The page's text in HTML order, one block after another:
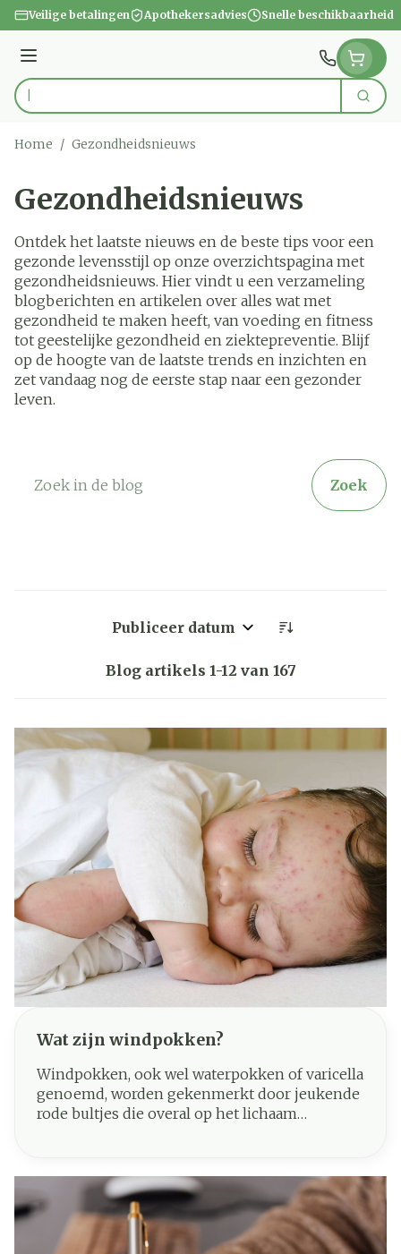
Ga naar de inhoud
Veilige betalingen Apothekersadvies Snelle beschikbaarheid
Menu
Product, merk, categorie... Zoek
Home / Gezondheidsnieuws
Gezondheidsnieuws
Ontdek het laatste nieuws en de beste tips voor een
gezonde levensstijl op onze overzichtspagina met
gezondheidsnieuws. Hier vindt u een verzameling
blogberichten en artikelen over alles wat met
gezondheid te maken heeft, van voeding en fitness
tot geestelijke gezondheid en ziektepreventie. Blijf
op de hoogte van de laatste trends en inzichten en
zet vandaag nog de eerste stap naar een gezonder
leven.
Zoek
Blog artikels 1-12 van 167
Wat zijn windpokken?
Windpokken, ook wel waterpokken of varicella
genoemd, worden gekenmerkt door jeukende
rode bultjes die overal op het lichaam
besmettelijk. Bijna iedereen krijgt als kind
windpokken. Het is een typische kinderziekte.